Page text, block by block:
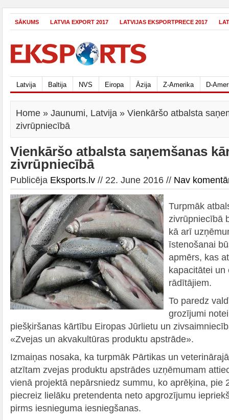
SĀKUMS LATVIA EXPORT 2017 LATVIJAS EKSPORTPRECE 2017
Latvija Baltija NVS Eiropa Āzija Z-Amerika D-
Home » Jaunumi, Latvija » Vienkāršo atbalsta
zivrūpniecībā
Vienkāršo atbalsta saņemšanas
zivrūpniecībā
Publicēja Eksports.lv // 22. June 2016 // Nav
Turpmāk
zivrūpniecībā
kā arī
īstenošanai
apmērs, kas
kapacitātei un
rādītājiem.
To paredz
grozījumi
piešķiršanas kārtību Eiropas Jūrlietu un
«Zvejas un akvakultūras produktu apstrāde».
Izmaiņas nosaka, ka turpmāk Pārtikas un
atzītam zvejas produktu apstrādes uzņēmumam
vienā projektā nepārsniedz summu, ko aprēķina, pie
piecreiz lielāku pretendenta neto apgrozījumu
pirms iesnieguma iesniegšanas.